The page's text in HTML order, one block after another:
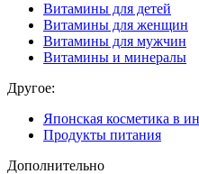
Витамины для детей
Витамины для женщин
Витамины для мужчин
Витамины и минералы
Другое:
Японская косметика в
Продукты питания
Дополнительно